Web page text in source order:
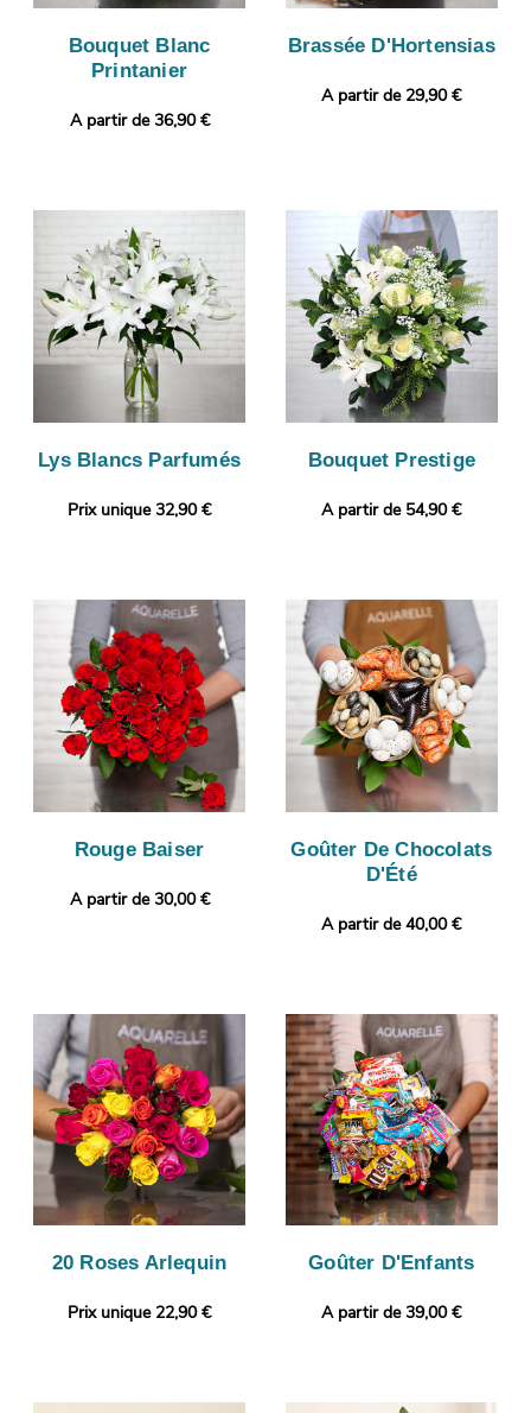
Bouquet Blanc
Printanier
A partir de 36,90 €
Brassée D'Hortensias
A partir de 29,90 €
Lys Blancs Parfumés
Prix unique 32,90 €
Bouquet Prestige
A partir de 54,90 €
Rouge Baiser
A partir de 30,00 €
Goûter De Chocolats
D'Été
A partir de 40,00 €
20 Roses Arlequin
Prix unique 22,90 €
Goûter D'Enfants
A partir de 39,00 €